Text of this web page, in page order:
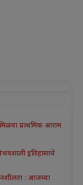
प्राथमिक आराम
वैभवशाली इतिहासाचे
: आजच्या